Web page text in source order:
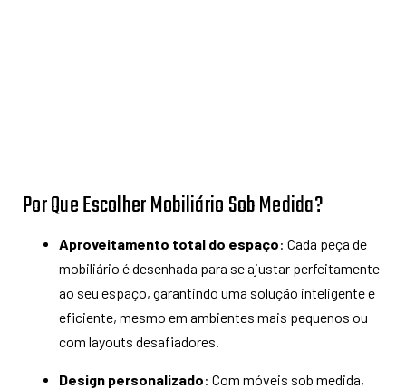
Por Que Escolher Mobiliário Sob Medida?
Aproveitamento total do espaço: Cada peça de
mobiliário é desenhada para se ajustar perfeitamente
ao seu espaço, garantindo uma solução inteligente e
eficiente, mesmo em ambientes mais pequenos ou
com layouts desafiadores.
Design personalizado: Com móveis sob medida,